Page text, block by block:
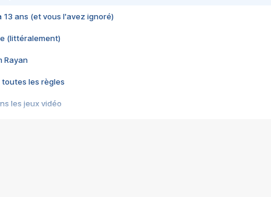
13 ans (et vous l'avez ignoré)
(littéralement)
Rayan
toutes les règles
les jeux vidéo